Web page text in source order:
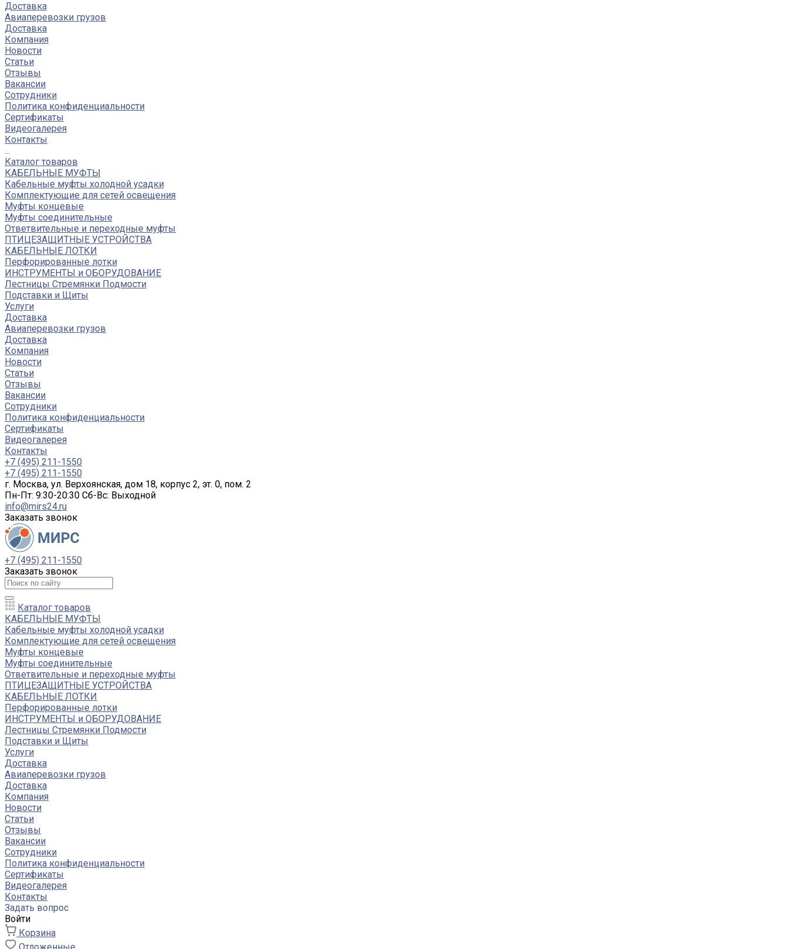
Доставка
Авиаперевозки грузов
Доставка
Компания
Новости
Статьи
Отзывы
Вакансии
Сотрудники
Политика конфиденциальности
Сертификаты
Видеогалерея
Контакты
...
Каталог товаров
КАБЕЛЬНЫЕ МУФТЫ
Кабельные муфты холодной усадки
Комплектующие для сетей освещения
Муфты концевые
Муфты соединительные
Ответвительные и переходные муфты
ПТИЦЕЗАЩИТНЫЕ УСТРОЙСТВА
КАБЕЛЬНЫЕ ЛОТКИ
Перфорированные лотки
ИНСТРУМЕНТЫ и ОБОРУДОВАНИЕ
Лестницы Стремянки Подмости
Подставки и Щиты
Услуги
Доставка
Авиаперевозки грузов
Доставка
Компания
Новости
Статьи
Отзывы
Вакансии
Сотрудники
Политика конфиденциальности
Сертификаты
Видеогалерея
Контакты
+7 (495) 211-1550
+7 (495) 211-1550
г. Москва, ул. Верхоянская, дом 18, корпус 2, эт. 0, пом. 2
Пн-Пт: 9:30-20:30 Cб-Вс: Выходной
info@mirs24.ru
Заказать звонок
+7 (495) 211-1550
Заказать звонок
Каталог товаров
КАБЕЛЬНЫЕ МУФТЫ
Кабельные муфты холодной усадки
Комплектующие для сетей освещения
Муфты концевые
Муфты соединительные
Ответвительные и переходные муфты
ПТИЦЕЗАЩИТНЫЕ УСТРОЙСТВА
КАБЕЛЬНЫЕ ЛОТКИ
Перфорированные лотки
ИНСТРУМЕНТЫ и ОБОРУДОВАНИЕ
Лестницы Стремянки Подмости
Подставки и Щиты
Услуги
Доставка
Авиаперевозки грузов
Доставка
Компания
Новости
Статьи
Отзывы
Вакансии
Сотрудники
Политика конфиденциальности
Сертификаты
Видеогалерея
Контакты
Задать вопрос
Войти
Корзина